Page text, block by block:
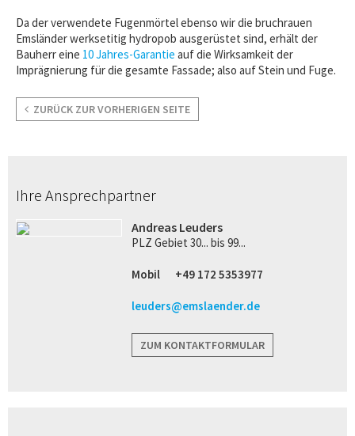
Da der verwendete Fugenmörtel ebenso wir die bruchrauen
Emsländer werksetitig hydropob ausgerüstet sind, erhält der
Bauherr eine 10 Jahres-Garantie auf die Wirksamkeit der
Imprägnierung für die gesamte Fassade; also auf Stein und Fuge.
ZURÜCK ZUR VORHERIGEN SEITE
Ihre Ansprechpartner
Andreas Leuders
PLZ Gebiet 30... bis 99...
Mobil +49 172 5353977
leuders@emslaender.de
ZUM KONTAKTFORMULAR